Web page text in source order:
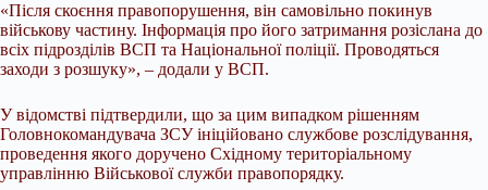
«Після скоєння правопорушення, він самовільно покинув
військову частину. Інформація про його затримання розіслана до
всіх підрозділів ВСП та Національної поліції. Проводяться
заходи з розшуку», – додали у ВСП.
У відомстві підтвердили, що за цим випадком рішенням
Головнокомандувача ЗСУ ініційовано службове розслідування,
проведення якого доручено Східному територіальному
управлінню Військової служби правопорядку.